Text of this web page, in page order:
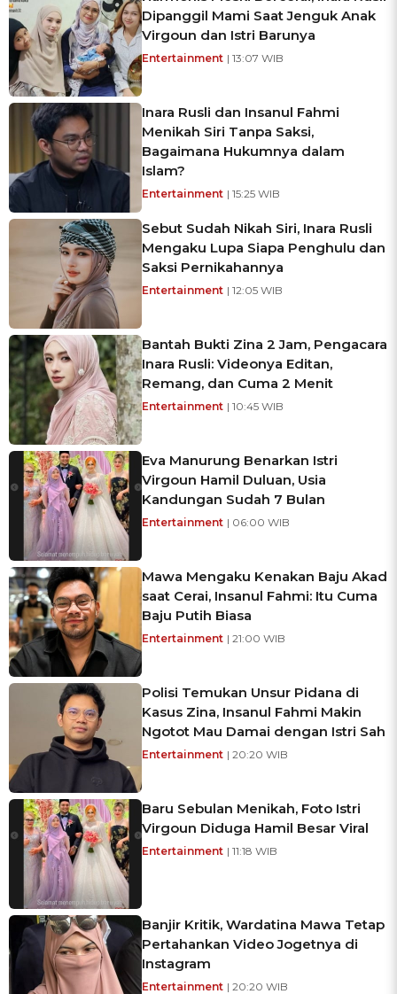
Dipanggil Mami Saat Jenguk Anak
Virgoun dan Istri Barunya
Entertainment | 13:07 WIB
Inara Rusli dan Insanul Fahmi
Menikah Siri Tanpa Saksi,
Bagaimana Hukumnya dalam
Islam?
Entertainment | 15:25 WIB
Sebut Sudah Nikah Siri, Inara Rusli
Mengaku Lupa Siapa Penghulu dan
Saksi Pernikahannya
Entertainment | 12:05 WIB
Bantah Bukti Zina 2 Jam, Pengacara
Inara Rusli: Videonya Editan,
Remang, dan Cuma 2 Menit
Entertainment | 10:45 WIB
Eva Manurung Benarkan Istri
Virgoun Hamil Duluan, Usia
Kandungan Sudah 7 Bulan
Entertainment | 06:00 WIB
Mawa Mengaku Kenakan Baju Akad
saat Cerai, Insanul Fahmi: Itu Cuma
Baju Putih Biasa
Entertainment | 21:00 WIB
Polisi Temukan Unsur Pidana di
Kasus Zina, Insanul Fahmi Makin
Ngotot Mau Damai dengan Istri Sah
Entertainment | 20:20 WIB
Baru Sebulan Menikah, Foto Istri
Virgoun Diduga Hamil Besar Viral
Entertainment | 11:18 WIB
Banjir Kritik, Wardatina Mawa Tetap
Pertahankan Video Jogetnya di
Instagram
Entertainment | 20:20 WIB